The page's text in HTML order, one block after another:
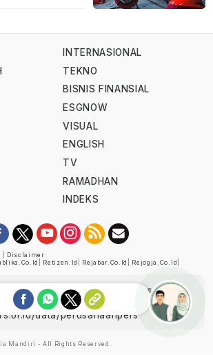
INTERNASIONAL
TEKNO
BISNIS FINANSIAL
ESGNOW
VISUAL
ENGLISH
TV
RAMADHAN
INDEKS
Disclaimer
Retizen.id Rejabar.co.id Rejogja.co.id
diverifikasi oleh Dewan Pers
1058/DP-Verifikasi/K/XII/2022
data/perusahaanpers
Mandiri - All Rights Reserved.